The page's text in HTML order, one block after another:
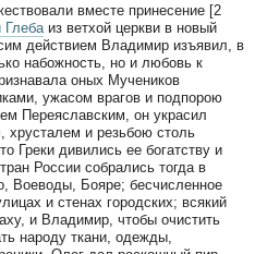
вместе принесение [2
из ветхой церкви в новый
действием Владимир изъявил, в
набожность, но и любовь к
оных Мучеников
ужасом врагов и подпорою
Переяславским, он украсил
хрусталем и резьбою столь
Греки дивились ее богатству и
России собрались тогда в
Воеводы, Бояре; бесчисленное
и стенах городских; всякий
и Владимир, чтобы очистить
народу ткани, одежды,